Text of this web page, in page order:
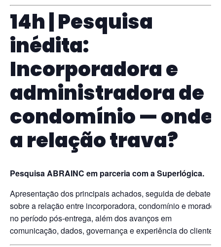
14h | Pesquisa
inédita:
Incorporadora e
administradora de
condomínio — onde
a relação trava?
Pesquisa ABRAINC em parceria com a Superlógica.
Apresentação dos principais achados, seguida de debate
sobre a relação entre incorporadora, condomínio e morador
no período pós-entrega, além dos avanços em
comunicação, dados, governança e experiência do cliente.